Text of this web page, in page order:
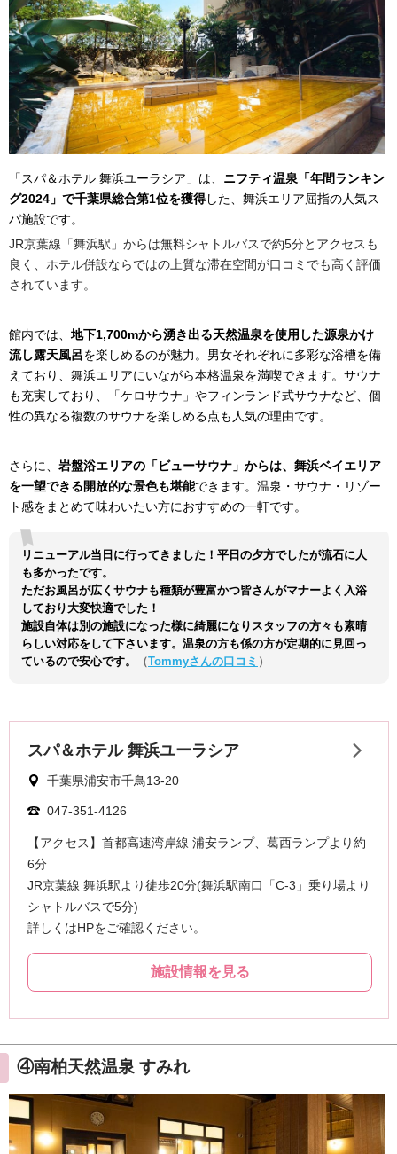
「スパ＆ホテル 舞浜ユーラシア」は、 ニフティ温泉「年間ランキン
グ2024」で千葉県総合第1位を獲得した、舞浜エリア屈指の人気ス
パ施設です。
JR京葉線「舞浜駅」からは無料シャトルバスで約5分とアクセスも
良く、ホテル併設ならではの上質な滞在空間が口コミでも高く評価
されています。
館内では、 地下1,700mから湧き出る天然温泉を使用した源泉かけ
流し露天風呂を楽しめるのが魅力。男女それぞれに多彩な浴槽を備
えており、舞浜エリアにいながら本格温泉を満喫できます。サウナ
も充実しており、「ケロサウナ」やフィンランド式サウナなど、個
性の異なる複数のサウナを楽しめる点も人気の理由です。
さらに、 岩盤浴エリアの「ビューサウナ」からは、舞浜ベイエリア
を一望できる開放的な景色も堪能できます。温泉・サウナ・リゾー
ト感をまとめて味わいたい方におすすめの一軒です。
リニューアル当日に行ってきました！平日の夕方でしたが流石に人
も多かったです。
ただお風呂が広くサウナも種類が豊富かつ皆さんがマナーよく入浴
しており大変快適でした！
施設自体は別の施設になった様に綺麗になりスタッフの方々も素晴
らしい対応をして下さいます。温泉の方も係の方が定期的に見回っ
ているので安心です。
（Tommyさんの口コミ ）
④南柏天然温泉 すみれ